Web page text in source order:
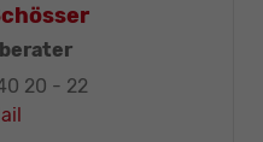
Mohr
Techniker-Meister
20 - 32